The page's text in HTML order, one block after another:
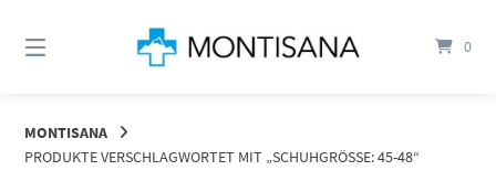
zum
0
MONTISANA
PRODUKTE VERSCHLAGWORTET MIT „SCHUHGRÖSSE: 45-48“